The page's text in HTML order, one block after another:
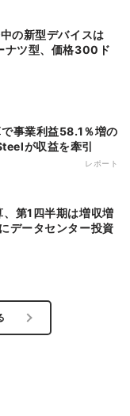
ナツ型、価格300ド
事業利益58.1％増の
が収益を牽引
レポート
データセンター投資